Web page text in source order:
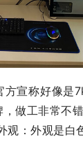
方宣称好像是
做工非常不
观：外观是白